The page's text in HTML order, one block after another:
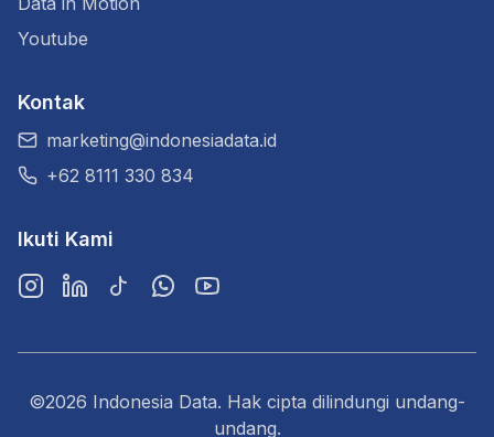
Youtube
Kontak
marketing@indonesiadata.id
+62 8111 330 834
Ikuti Kami
InstagramLinkedInTikTokWhatsAppYouTube
©2026 Indonesia Data. Hak cipta dilindungi undang-
undang.